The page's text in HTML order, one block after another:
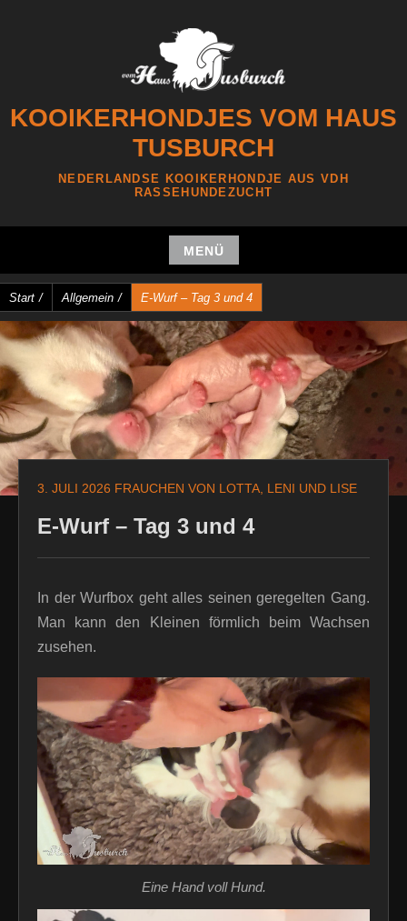
KOOIKERHONDJES VOM HAUS
TUSBURCH
NEDERLANDSE KOOIKERHONDJE AUS VDH
RASSEHUNDEZUCHT
MENÜ
Zum
Inhalt
springen
Start / Allgemein / E-Wurf – Tag 3 und 4
3. JULI 2026 FRAUCHEN VON LOTTA, LENI UND LISE
E-Wurf – Tag 3 und 4
In der Wurfbox geht alles seinen geregelten Gang.
Man kann den Kleinen förmlich beim Wachsen
zusehen.
Eine Hand voll Hund.